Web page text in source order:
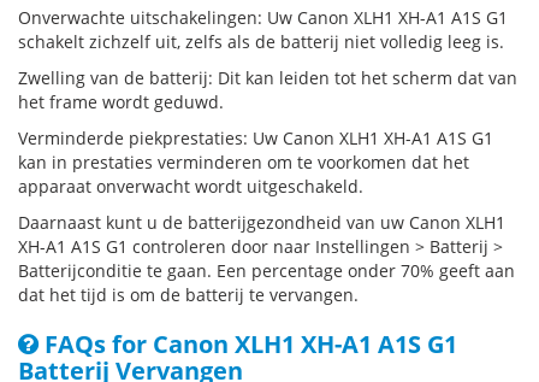
Onverwachte uitschakelingen: Uw Canon XLH1 XH-A1 A1S G1
schakelt zichzelf uit, zelfs als de batterij niet volledig leeg is.
Zwelling van de batterij: Dit kan leiden tot het scherm dat van
het frame wordt geduwd.
Verminderde piekprestaties: Uw Canon XLH1 XH-A1 A1S G1
kan in prestaties verminderen om te voorkomen dat het
apparaat onverwacht wordt uitgeschakeld.
Daarnaast kunt u de batterijgezondheid van uw Canon XLH1
XH-A1 A1S G1 controleren door naar Instellingen > Batterij >
Batterijconditie te gaan. Een percentage onder 70% geeft aan
dat het tijd is om de batterij te vervangen.
FAQs for Canon XLH1 XH-A1 A1S G1
Batterij Vervangen